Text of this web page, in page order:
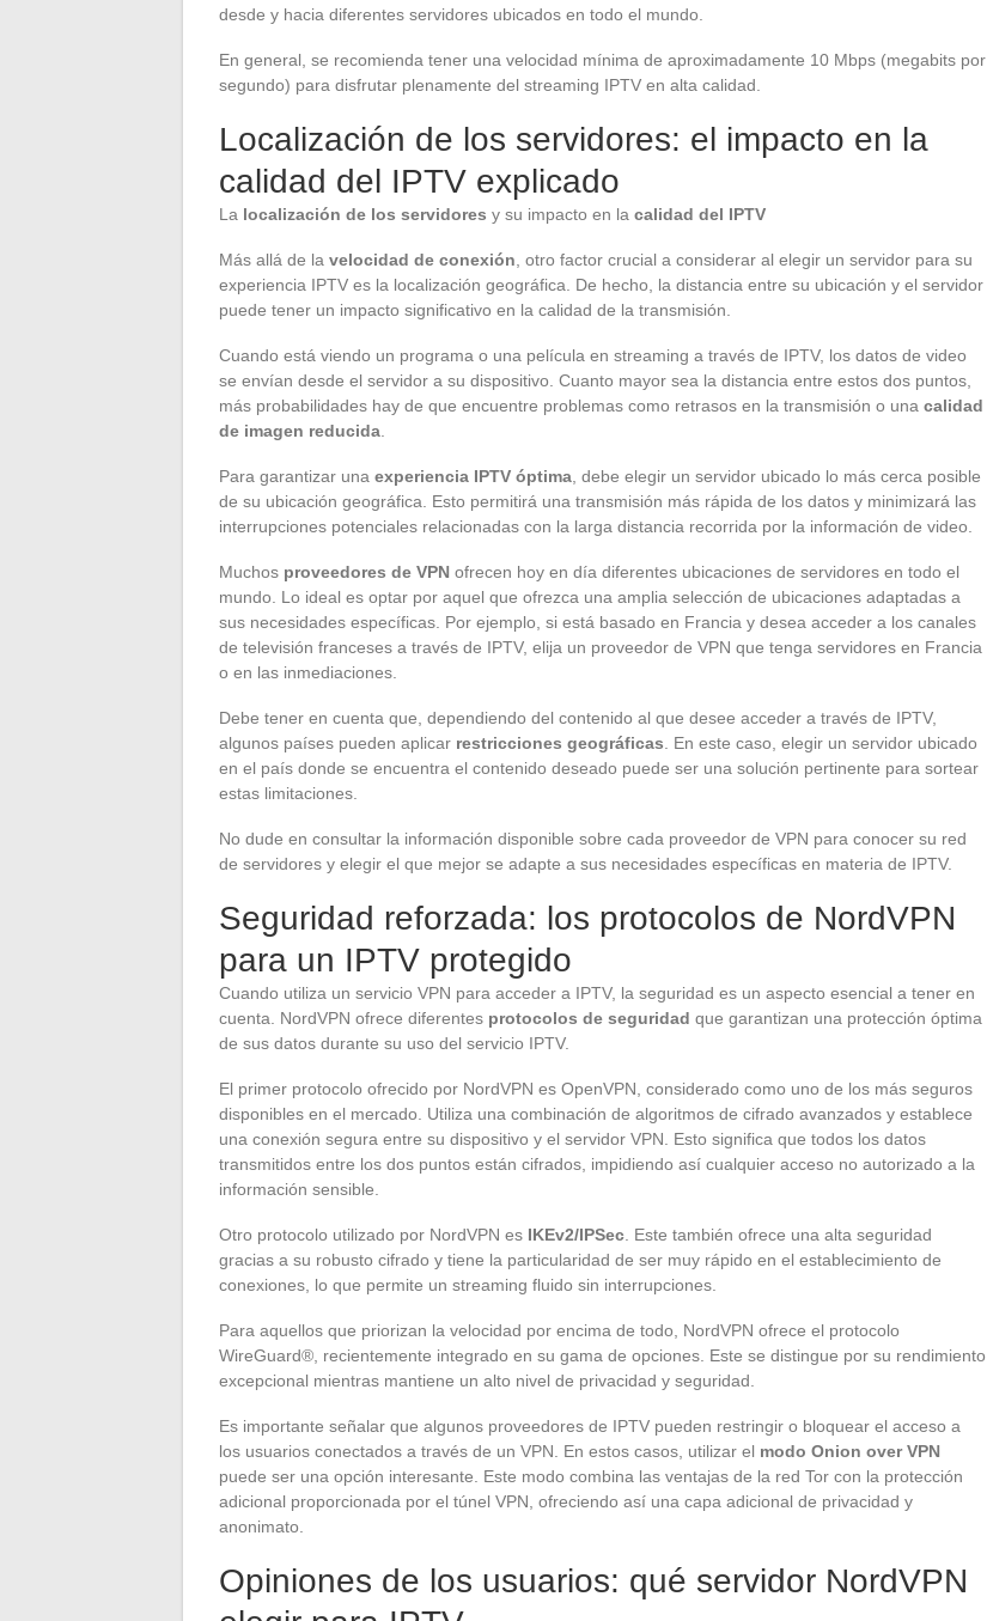
desde y hacia diferentes servidores ubicados en todo el mundo.
En general, se recomienda tener una velocidad mínima de aproximadamente 10 Mbps (megabits por
segundo) para disfrutar plenamente del streaming IPTV en alta calidad.
Localización de los servidores: el impacto en la
calidad del IPTV explicado
La localización de los servidores y su impacto en la calidad del IPTV
Más allá de la velocidad de conexión , otro factor crucial a considerar al elegir un servidor para su
experiencia IPTV es la localización geográfica. De hecho, la distancia entre su ubicación y el servidor
puede tener un impacto significativo en la calidad de la transmisión.
Cuando está viendo un programa o una película en streaming a través de IPTV, los datos de video
se envían desde el servidor a su dispositivo. Cuanto mayor sea la distancia entre estos dos puntos,
más probabilidades hay de que encuentre problemas como retrasos en la transmisión o una calidad
de imagen reducida
Para garantizar una experiencia IPTV óptima , debe elegir un servidor ubicado lo más cerca posible
de su ubicación geográfica. Esto permitirá una transmisión más rápida de los datos y minimizará las
interrupciones potenciales relacionadas con la larga distancia recorrida por la información de video.
Muchos proveedores de VPN ofrecen hoy en día diferentes ubicaciones de servidores en todo el
mundo. Lo ideal es optar por aquel que ofrezca una amplia selección de ubicaciones adaptadas a
sus necesidades específicas. Por ejemplo, si está basado en Francia y desea acceder a los canales
de televisión franceses a través de IPTV, elija un proveedor de VPN que tenga servidores en Francia
o en las inmediaciones.
Debe tener en cuenta que, dependiendo del contenido al que desee acceder a través de IPTV,
algunos países pueden aplicar restricciones geográficas . En este caso, elegir un servidor ubicado
en el país donde se encuentra el contenido deseado puede ser una solución pertinente para sortear
estas limitaciones.
No dude en consultar la información disponible sobre cada proveedor de VPN para conocer su red
de servidores y elegir el que mejor se adapte a sus necesidades específicas en materia de IPTV.
Seguridad reforzada: los protocolos de NordVPN
para un IPTV protegido
Cuando utiliza un servicio VPN para acceder a IPTV, la seguridad es un aspecto esencial a tener en
cuenta. NordVPN ofrece diferentes protocolos de seguridad que garantizan una protección óptima
de sus datos durante su uso del servicio IPTV.
El primer protocolo ofrecido por NordVPN es OpenVPN, considerado como uno de los más seguros
disponibles en el mercado. Utiliza una combinación de algoritmos de cifrado avanzados y establece
una conexión segura entre su dispositivo y el servidor VPN. Esto significa que todos los datos
transmitidos entre los dos puntos están cifrados, impidiendo así cualquier acceso no autorizado a la
información sensible.
Otro protocolo utilizado por NordVPN es IKEv2/IPSec . Este también ofrece una alta seguridad
gracias a su robusto cifrado y tiene la particularidad de ser muy rápido en el establecimiento de
conexiones, lo que permite un streaming fluido sin interrupciones.
Para aquellos que priorizan la velocidad por encima de todo, NordVPN ofrece el protocolo
WireGuard®, recientemente integrado en su gama de opciones. Este se distingue por su rendimiento
excepcional mientras mantiene un alto nivel de privacidad y seguridad.
Es importante señalar que algunos proveedores de IPTV pueden restringir o bloquear el acceso a
los usuarios conectados a través de un VPN. En estos casos, utilizar el modo Onion over VPN
puede ser una opción interesante. Este modo combina las ventajas de la red Tor con la protección
adicional proporcionada por el túnel VPN, ofreciendo así una capa adicional de privacidad y
anonimato.
Opiniones de los usuarios: qué servidor NordVPN